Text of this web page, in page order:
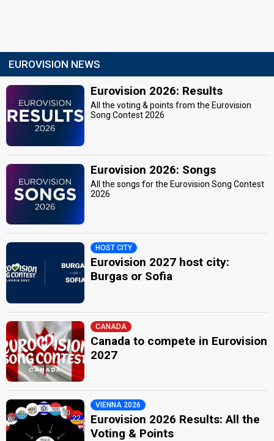
EUROVISION NEWS
Eurovision 2026: Results
All the voting & points from the Eurovision
Song Contest 2026
Eurovision 2026: Songs
All the songs for the Eurovision Song Contest
2026
HOST CITY
Eurovision 2027 host city:
Burgas or Sofia
CANADA
Canada to compete in Eurovision
2027
VIENNA 2026
Eurovision 2026 Results: All the
Voting & Points